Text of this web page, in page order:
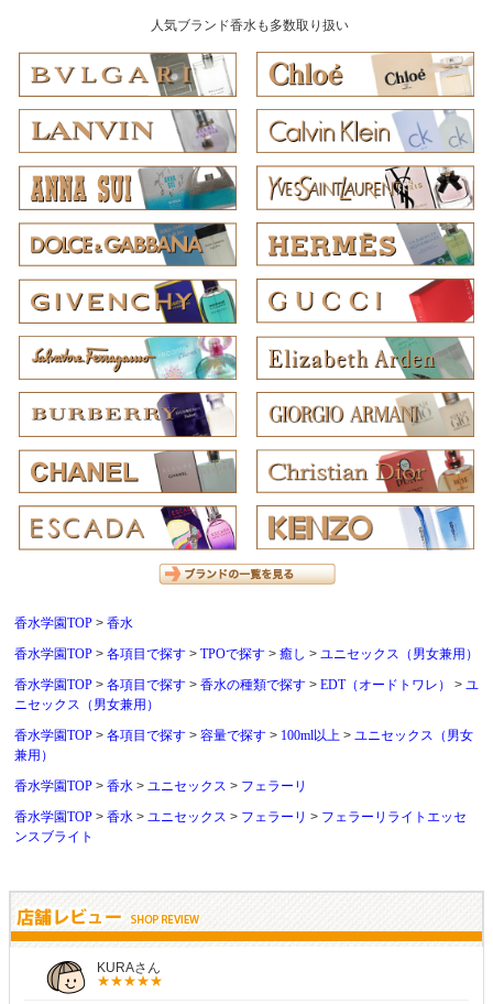
人気ブランド香水も多数取り扱い
香水学園TOP
香水
香水学園TOP
各項目で探す TPOで探す 癒し
ユニセックス（男女兼用）
香水学園TOP
各項目で探す 香水の種類で探す EDT（オードトワレ）
ユ
ニセックス（男女兼用）
香水学園TOP
各項目で探す 容量で探す 100ml以上
ユニセックス（男女
兼用）
香水学園TOP
香水 ユニセックス
フェラーリ
香水学園TOP
香水 ユニセックス フェラーリ
フェラーリライトエッセ
ンスブライト
KURAさん